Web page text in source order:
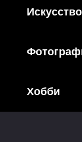
Искусство
Хобби